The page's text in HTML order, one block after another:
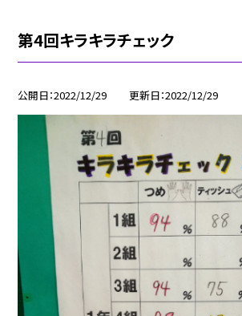
第4回キラキラチェック
公開日 2022/12/29 更新日 2022/12/29